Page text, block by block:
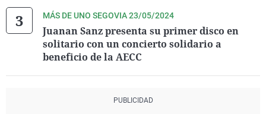
MÁS DE UNO SEGOVIA 23/05/2024
Juanan Sanz presenta su primer disco en
solitario con un concierto solidario a
beneficio de la AECC